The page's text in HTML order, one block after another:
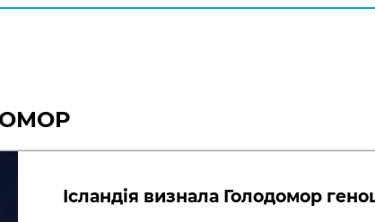
Ісландія визнала Голодомор